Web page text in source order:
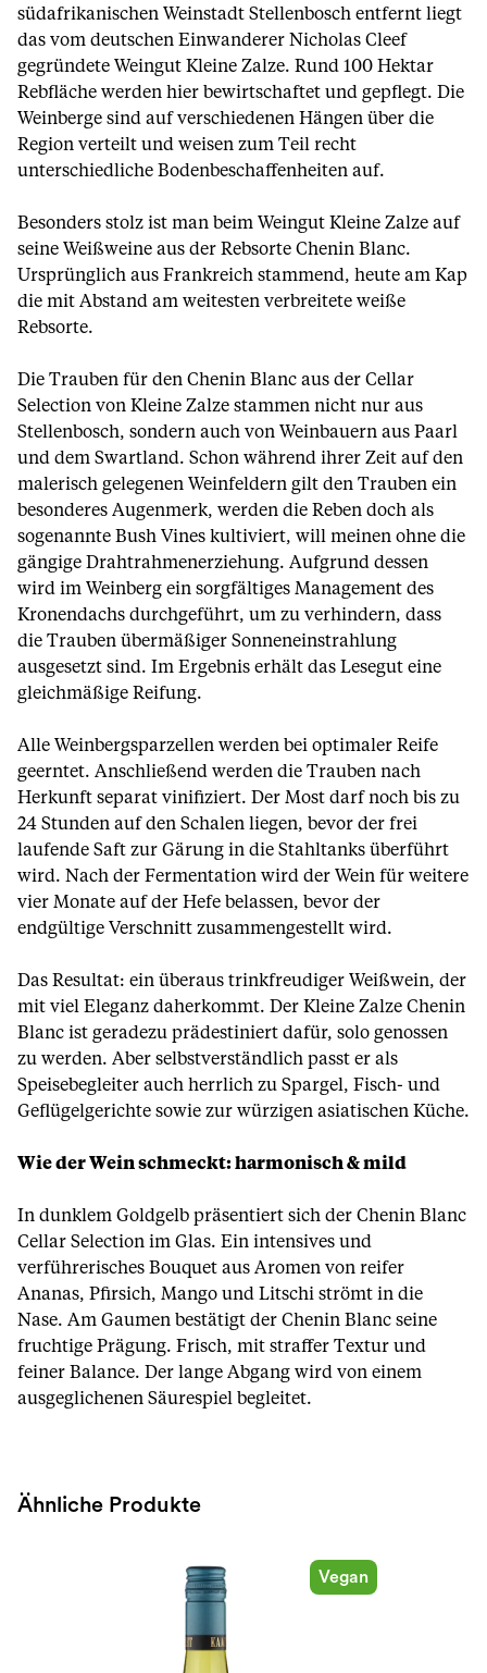
südafrikanischen Weinstadt Stellenbosch entfernt liegt
das vom deutschen Einwanderer Nicholas Cleef
gegründete Weingut Kleine Zalze. Rund 100 Hektar
Rebfläche werden hier bewirtschaftet und gepflegt. Die
Weinberge sind auf verschiedenen Hängen über die
Region verteilt und weisen zum Teil recht
unterschiedliche Bodenbeschaffenheiten auf.
Besonders stolz ist man beim Weingut Kleine Zalze auf
seine Weißweine aus der Rebsorte Chenin Blanc.
Ursprünglich aus Frankreich stammend, heute am Kap
die mit Abstand am weitesten verbreitete weiße
Rebsorte.
Die Trauben für den Chenin Blanc aus der Cellar
Selection von Kleine Zalze stammen nicht nur aus
Stellenbosch, sondern auch von Weinbauern aus Paarl
und dem Swartland. Schon während ihrer Zeit auf den
malerisch gelegenen Weinfeldern gilt den Trauben ein
besonderes Augenmerk, werden die Reben doch als
sogenannte Bush Vines kultiviert, will meinen ohne die
gängige Drahtrahmenerziehung. Aufgrund dessen
wird im Weinberg ein sorgfältiges Management des
Kronendachs durchgeführt, um zu verhindern, dass
die Trauben übermäßiger Sonneneinstrahlung
ausgesetzt sind. Im Ergebnis erhält das Lesegut eine
gleichmäßige Reifung.
Alle Weinbergsparzellen werden bei optimaler Reife
geerntet. Anschließend werden die Trauben nach
Herkunft separat vinifiziert. Der Most darf noch bis zu
24 Stunden auf den Schalen liegen, bevor der frei
laufende Saft zur Gärung in die Stahltanks überführt
wird. Nach der Fermentation wird der Wein für weitere
vier Monate auf der Hefe belassen, bevor der
endgültige Verschnitt zusammengestellt wird.
Das Resultat: ein überaus trinkfreudiger Weißwein, der
mit viel Eleganz daherkommt. Der Kleine Zalze Chenin
Blanc ist geradezu prädestiniert dafür, solo genossen
zu werden. Aber selbstverständlich passt er als
Speisebegleiter auch herrlich zu Spargel, Fisch- und
Geflügelgerichte sowie zur würzigen asiatischen Küche.
Wie der Wein schmeckt: harmonisch & mild
In dunklem Goldgelb präsentiert sich der Chenin Blanc
Cellar Selection im Glas. Ein intensives und
verführerisches Bouquet aus Aromen von reifer
Ananas, Pfirsich, Mango und Litschi strömt in die
Nase. Am Gaumen bestätigt der Chenin Blanc seine
fruchtige Prägung. Frisch, mit straffer Textur und
feiner Balance. Der lange Abgang wird von einem
ausgeglichenen Säurespiel begleitet.
Ähnliche Produkte
Vegan